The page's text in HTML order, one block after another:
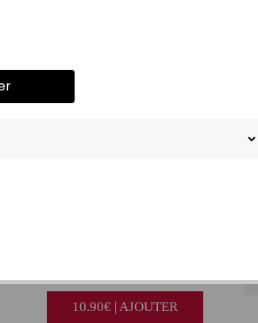
hachée pur boeuf.
10.90€ | AJOUTER